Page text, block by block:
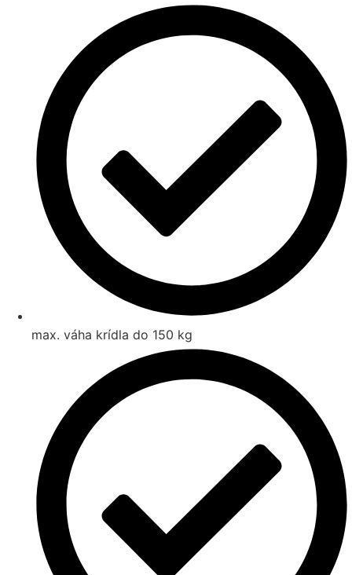
max. váha krídla do 150 kg